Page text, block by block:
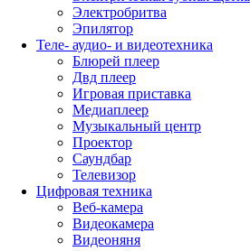
Электробритва
Эпилятор
Теле- аудио- и видеотехника
Блюрей плеер
Двд плеер
Игровая приставка
Медиаплеер
Музыкальный центр
Проектор
Саундбар
Телевизор
Цифровая техника
Веб-камера
Видеокамера
Видеоняня